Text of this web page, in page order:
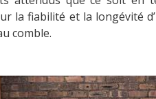
la fiabilité et la longévité
comble.